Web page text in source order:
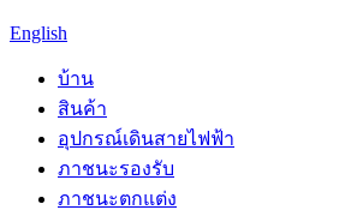
English
บ้าน
สินค้า
อุปกรณ์เดินสายไฟฟ้า
ภาชนะรองรับ
ภาชนะตกแต่ง